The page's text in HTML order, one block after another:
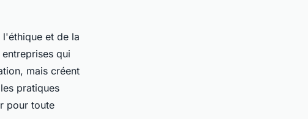
et de la
qui
mais créent
pratiques
pour toute